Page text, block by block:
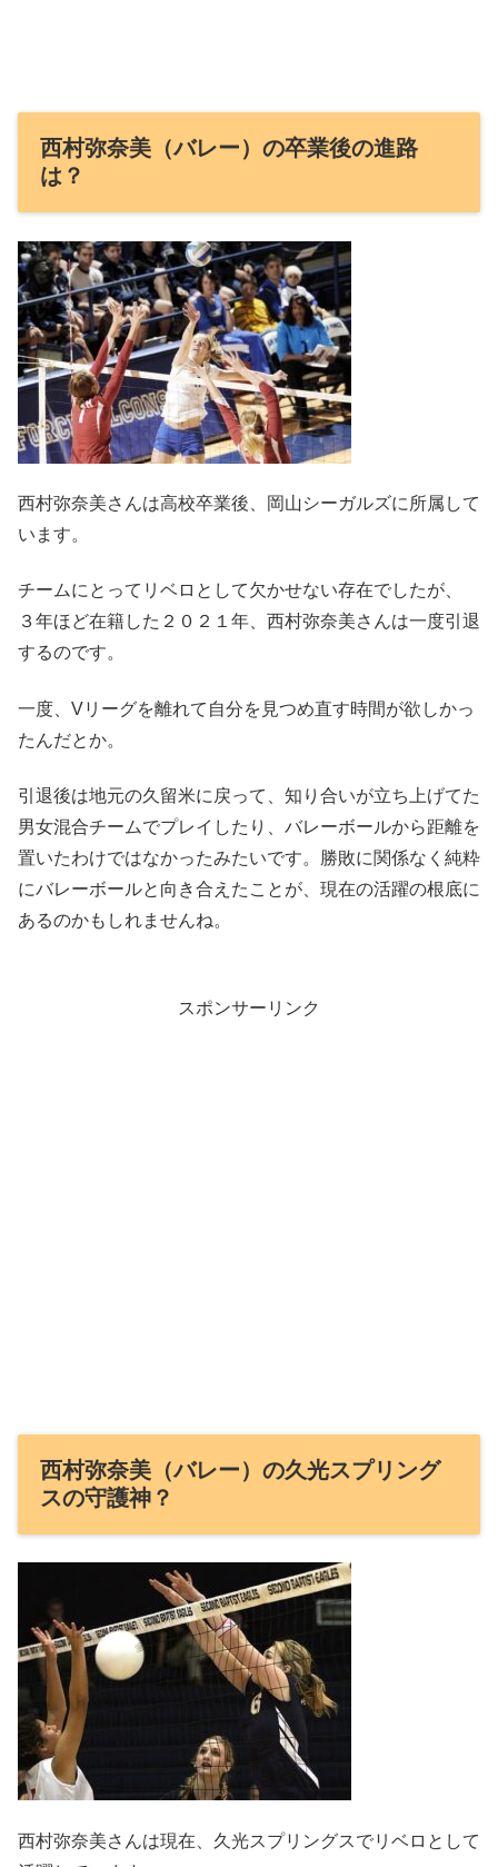
西村弥奈美（バレー）の卒業後の進路
は？
西村弥奈美さんは高校卒業後、岡山シーガルズに所属して
います。
チームにとってリベロとして欠かせない存在でしたが、
３年ほど在籍した２０２１年、西村弥奈美さんは一度引退
するのです。
一度、Vリーグを離れて自分を見つめ直す時間が欲しかっ
たんだとか。
引退後は地元の久留米に戻って、知り合いが立ち上げてた
男女混合チームでプレイしたり、バレーボールから距離を
置いたわけではなかったみたいです。勝敗に関係なく純粋
にバレーボールと向き合えたことが、現在の活躍の根底に
あるのかもしれませんね。
スポンサーリンク
西村弥奈美（バレー）の久光スプリング
スの守護神？
西村弥奈美さんは現在、久光スプリングスでリベロとして